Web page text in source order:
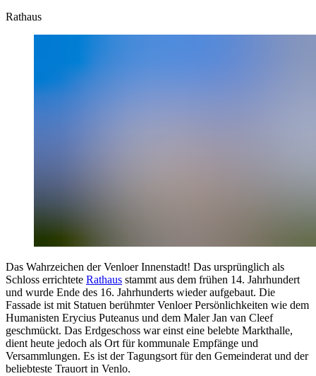
Rathaus
Das Wahrzeichen der Venloer Innenstadt! Das ursprünglich als
Schloss errichtete Rathaus stammt aus dem frühen 14. Jahrhundert
und wurde Ende des 16. Jahrhunderts wieder aufgebaut. Die
Fassade ist mit Statuen berühmter Venloer Persönlichkeiten wie dem
Humanisten Erycius Puteanus und dem Maler Jan van Cleef
geschmückt. Das Erdgeschoss war einst eine belebte Markthalle,
dient heute jedoch als Ort für kommunale Empfänge und
Versammlungen. Es ist der Tagungsort für den Gemeinderat und der
beliebteste Trauort in Venlo.